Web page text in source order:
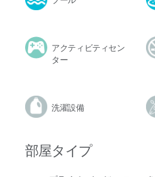
アクティビティセン
ター
洗濯設備
部屋タイプ